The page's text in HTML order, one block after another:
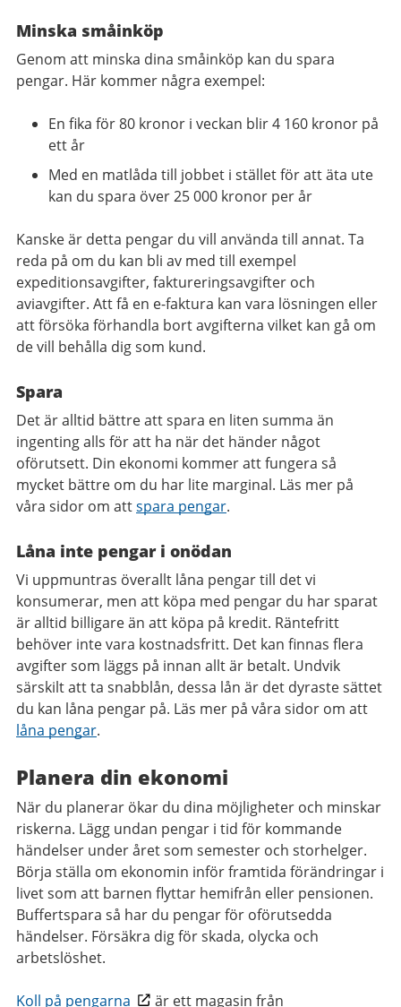
Minska småinköp
Genom att minska dina småinköp kan du spara
pengar. Här kommer några exempel:
En fika för 80 kronor i veckan blir 4 160 kronor på
ett år
Med en matlåda till jobbet i stället för att äta ute
kan du spara över 25 000 kronor per år
Kanske är detta pengar du vill använda till annat. Ta
reda på om du kan bli av med till exempel
expeditionsavgifter, faktureringsavgifter och
aviavgifter. Att få en e-faktura kan vara lösningen eller
att försöka förhandla bort avgifterna vilket kan gå om
de vill behålla dig som kund.
Spara
Det är alltid bättre att spara en liten summa än
ingenting alls för att ha när det händer något
oförutsett. Din ekonomi kommer att fungera så
mycket bättre om du har lite marginal. Läs mer på
våra sidor om attspara pengar.
Låna inte pengar i onödan
Vi uppmuntras överallt låna pengar till det vi
konsumerar, men att köpa med pengar du har sparat
är alltid billigare än att köpa på kredit. Räntefritt
behöver inte vara kostnadsfritt. Det kan finnas flera
avgifter som läggs på innan allt är betalt. Undvik
särskilt att ta snabblån, dessa lån är det dyraste sättet
du kan låna pengar på. Läs mer på våra sidor om att
låna pengar.
Planera din ekonomi
När du planerar ökar du dina möjligheter och minskar
riskerna. Lägg undan pengar i tid för kommande
händelser under året som semester och storhelger.
Börja ställa om ekonomin inför framtida förändringar i
livet som att barnen flyttar hemifrån eller pensionen.
Buffertspara så har du pengar för oförutsedda
händelser. Försäkra dig för skada, olycka och
arbetslöshet.
Koll på pengarna är ett magasin från